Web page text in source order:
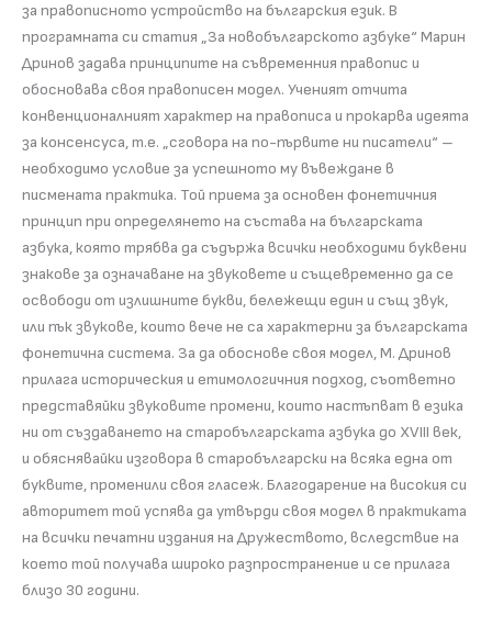
за правописното устройство на българския език. В
програмната си статия „За новобългарското азбуке“ Марин
Дринов задава принципите на съвременния правопис и
обосновава своя правописен модел. Ученият отчита
конвенционалният характер на правописа и прокарва идеята
за консенсуса, т.е. „сговора на по-първите ни писатели“ –
необходимо условие за успешното му въвеждане в
писмената практика. Той приема за основен фонетичния
принцип при определянето на състава на българската
азбука, която трябва да съдържа всички необходими буквени
знакове за означаване на звуковете и същевременно да се
освободи от излишните букви, бележещи един и същ звук,
или пък звукове, които вече не са характерни за българската
фонетична система. За да обоснове своя модел, М. Дринов
прилага историческия и етимологичния подход, съответно
представяйки звуковите промени, които настъпват в езика
ни от създаването на старобългарската азбука до XVIII век,
и обяснявайки изговора в старобългарски на всяка една от
буквите, променили своя гласеж. Благодарение на високия си
авторитет той успява да утвърди своя модел в практиката
на всички печатни издания на Дружеството, вследствие на
което той получава широко разпространение и се прилага
близо 30 години.